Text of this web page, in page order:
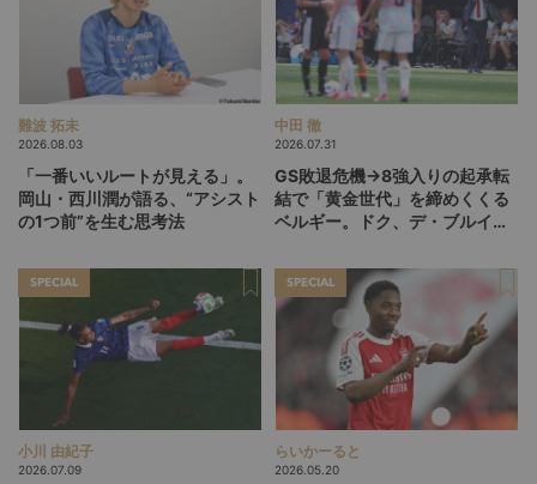
難波 拓未
2026.08.03
「一番いいルートが見える」。
岡山・西川潤が語る、“アシスト
の1つ前”を生む思考法
中田 徹
2026.07.31
GS敗退危機→8強入りの起承転
結で「黄金世代」を締めくくる
ベルギー。ドク、デ・ブルイネ
ディ・ガルシア劇場の裏側
SPECIAL
小川 由紀子
2026.07.09
SPECIAL
らいかーると
2026.05.20